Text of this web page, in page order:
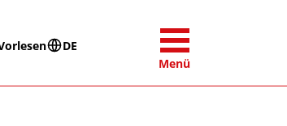
DE
Menü